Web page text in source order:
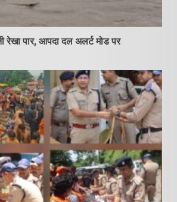
रेखा पार, आपदा दल अलर्ट मोड पर